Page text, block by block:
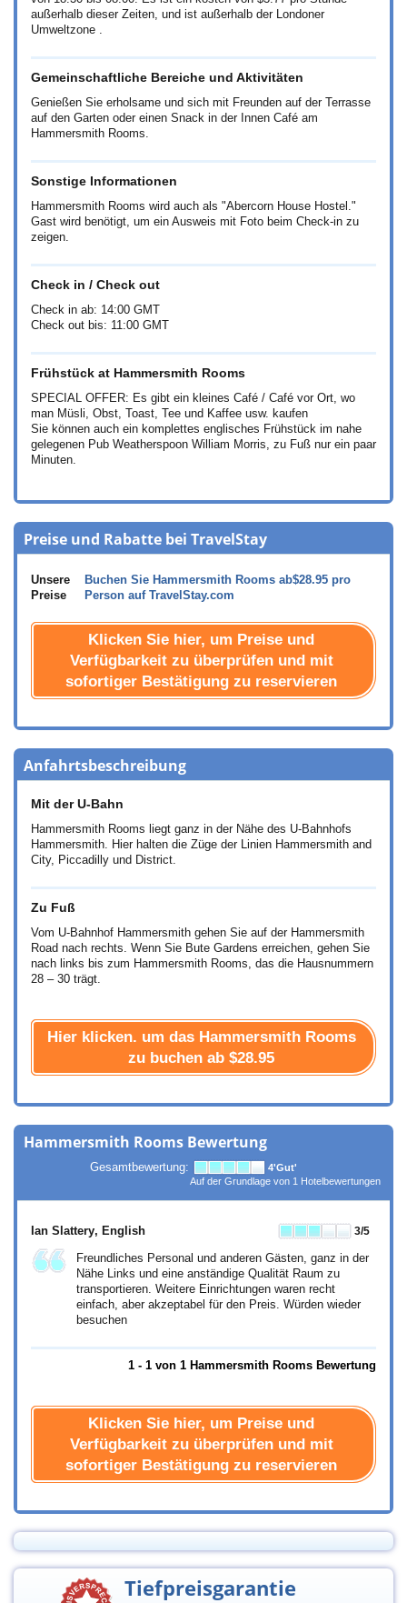
außerhalb dieser Zeiten, und ist außerhalb der Londoner
Umweltzone .
Gemeinschaftliche Bereiche und Aktivitäten
Genießen Sie erholsame und sich mit Freunden auf der Terrasse
auf den Garten oder einen Snack in der Innen Café am
Hammersmith Rooms.
Sonstige Informationen
Hammersmith Rooms wird auch als "Abercorn House Hostel."
Gast wird benötigt, um ein Ausweis mit Foto beim Check-in zu
zeigen.
Check in / Check out
Check in ab: 14:00 GMT
Check out bis: 11:00 GMT
Frühstück at Hammersmith Rooms
SPECIAL OFFER: Es gibt ein kleines Café / Café vor Ort, wo
man Müsli, Obst, Toast, Tee und Kaffee usw. kaufen
Sie können auch ein komplettes englisches Frühstück im nahe
gelegenen Pub Weatherspoon William Morris, zu Fuß nur ein paar
Minuten.
Preise und Rabatte bei TravelStay
Unsere
Preise
Buchen Sie Hammersmith Rooms ab$28.95 pro
Person auf TravelStay.com
Klicken Sie hier, um Preise und
Verfügbarkeit zu überprüfen und mit
sofortiger Bestätigung zu reservieren
Anfahrtsbeschreibung
Mit der U-Bahn
Hammersmith Rooms liegt ganz in der Nähe des U-Bahnhofs
Hammersmith. Hier halten die Züge der Linien Hammersmith and
City, Piccadilly und District.
Zu Fuß
Vom U-Bahnhof Hammersmith gehen Sie auf der Hammersmith
Road nach rechts. Wenn Sie Bute Gardens erreichen, gehen Sie
nach links bis zum Hammersmith Rooms, das die Hausnummern
28 – 30 trägt.
Hier klicken. um das Hammersmith Rooms
zu buchen ab $28.95
Hammersmith Rooms Bewertung
Gesamtbewertung: 4'Gut'
Auf der Grundlage von 1 Hotelbewertungen
Ian Slattery, English 3/5
Freundliches Personal und anderen Gästen, ganz in der
Nähe Links und eine anständige Qualität Raum zu
transportieren. Weitere Einrichtungen waren recht
einfach, aber akzeptabel für den Preis. Würden wieder
besuchen
1 - 1 von 1 Hammersmith Rooms Bewertung
Klicken Sie hier, um Preise und
Verfügbarkeit zu überprüfen und mit
sofortiger Bestätigung zu reservieren
Tiefpreisgarantie